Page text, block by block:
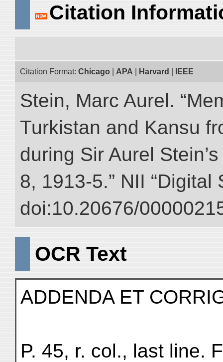
Citation
Citation Format: Chicago APA Harvard IEEE
Stein, Marc Aurel.
Turkistan and Kansu
during Sir Aurel
8, 1913-5.” NII “Digital
doi:10.20676/
OCR Text
ADDENDA ET
P. 45, r. col., last line.